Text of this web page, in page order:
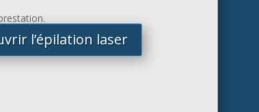
l’épilation laser